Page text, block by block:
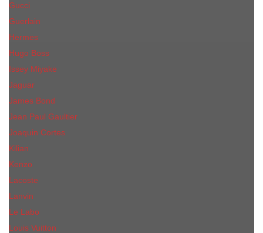
Gucci
Guerlain
Hermes
Hugo Boss
Issey Miyake
Jaguar
James Bond
Jean Paul Gaultier
Joaquin Сortes
Kilian
Kenzo
Lacoste
Lanvin
Le Labo
Louis Vuitton